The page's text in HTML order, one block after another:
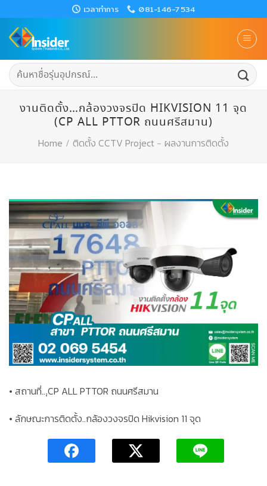
to
content
เวลาทำการ 081-146-7534
ค้นหา:
งานติดตั้ง…กล้องวงจรปิด HIKVISION 11 จุด
(CP ALL PTTOR ถนนศรีสมาน)
Home / ติดตั้ง CCTV Project - ผลงานการติดตั้ง
• สถานที่...ฺCP ALL PTTOR ถนนศรีสมาน
• ลักษณะการติดตั้ง..กล้องวงจรปิด Hikvision 11 จุด